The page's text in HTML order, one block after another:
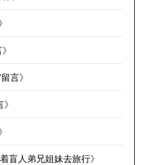
》
言》
》
盲人弟兄姐妹去旅行》